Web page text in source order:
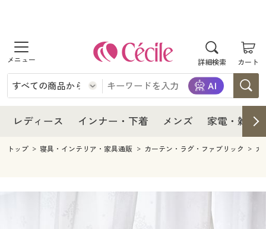
詳細検索 カート
商品を探す
レディース
レディースファッション
インナー・下着
インナー・下着通販すべて
メンズ
レディース インナー・下着 メンズ 家電・雑貨
レディース
レディース通販すべて
レディースファッション
インナー・下着
インナー・下着通販すべて
メンズ
寝具・インテリア・家具通販すべて
トップ 寝具・インテリア・家具通販 カーテン・ラグ・ファブリック カ